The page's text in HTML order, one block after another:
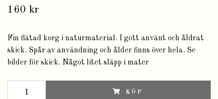
160 kr
Fin flätad korg i naturmaterial. I gott använt och åldrat
skick. Spår av användning och ålder finns över hela. Se
bilder för skick. Något litet släpp i mater
KÖP